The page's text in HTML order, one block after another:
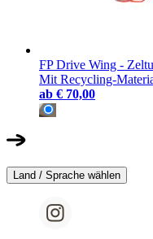
FP Drive Wing -
Mit Recycling-
ab € 70,00
Land / Sprache wählen